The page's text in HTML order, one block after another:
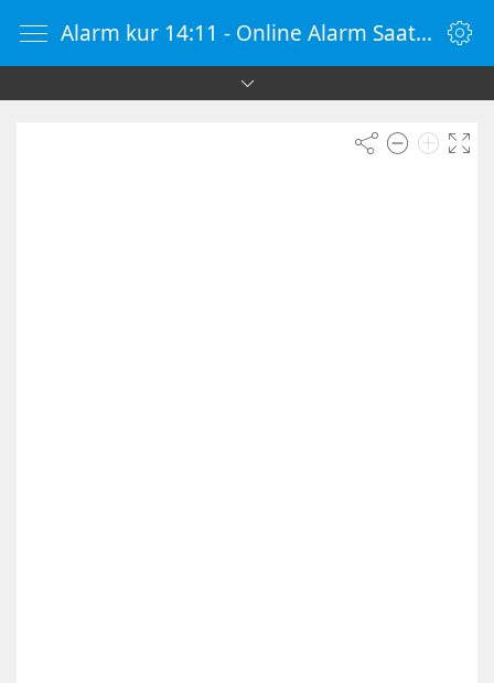
Alarm kur 14:11 - Online Alarm Saati - Alarm Kur